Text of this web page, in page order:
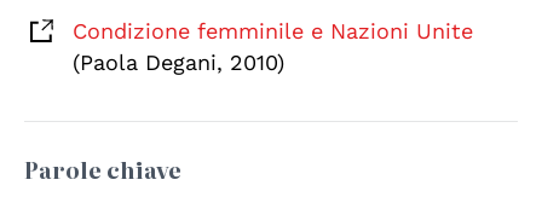
Condizione femminile e Nazioni Unite
(Paola Degani, 2010)
Parole chiave